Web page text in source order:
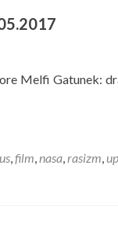
Melfi Gatunek:
,film,nasa,rasizm,